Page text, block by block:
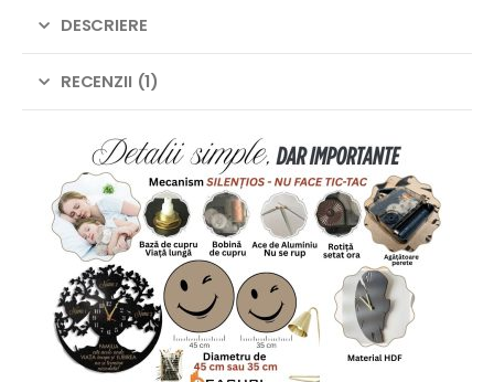
DESCRIERE
RECENZII (1)